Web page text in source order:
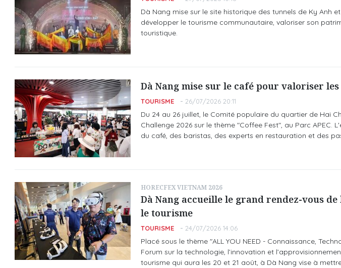
Dà Nang mise sur le site historique des tunnels de Ky Anh
développer le tourisme communautaire, valoriser son
touristique.
Dà Nang mise sur le café pour valoriser
TOURISME 26/07/2026 20:11
Du 24 au 26 juillet, le Comité populaire du quartier de Hai
Challenge 2026 sur le thème "Coffee Fest", au Parc APEC.
du café, des baristas, des experts en restauration et des
HORECFEX VIETNAM 2026
Dà Nang accueille le grand rendez-vous
le tourisme
TOURISME 24/07/2026 14:06
Placé sous le thème "ALL YOU NEED - Connaissance,
Forum sur la technologie, l’innovation et
tourisme qui aura les 20 et 21 août, à Dà Nang vise à